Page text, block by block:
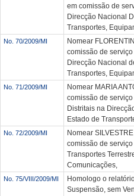
em comissão de
Direcção Nacional
Transportes,
No. 70/2009/MI
Nomear
comissão de
Direcção Nacional
Transportes,
No. 71/2009/MI
Nomear MARIA
comissão de
Distritais na
Estado de
No. 72/2009/MI
Nomear
comissão de
Transportes
Comunicações,
No. 75/VIII/2009/MI
Homologo o
Suspensão, sem